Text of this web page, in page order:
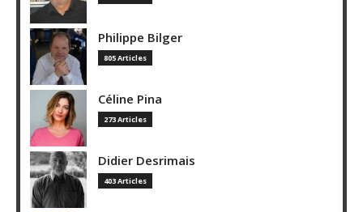
Philippe Bilger
805 Articles
Céline Pina
273 Articles
Didier Desrimais
403 Articles